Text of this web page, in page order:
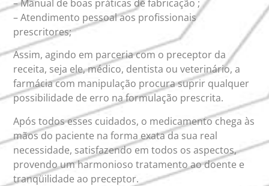
– Manual de boas práticas de fabricação ;
– Atendimento pessoal aos profissionais
prescritores;
Assim, agindo em parceria com o preceptor da
receita, seja ele, médico, dentista ou veterinário, a
farmácia com manipulação procura suprir qualquer
possibilidade de erro na formulação prescrita.
Após todos esses cuidados, o medicamento chega às
mãos do paciente na forma exata da sua real
necessidade, satisfazendo em todos os aspectos,
provendo um harmonioso tratamento ao doente e
tranqüilidade ao preceptor.